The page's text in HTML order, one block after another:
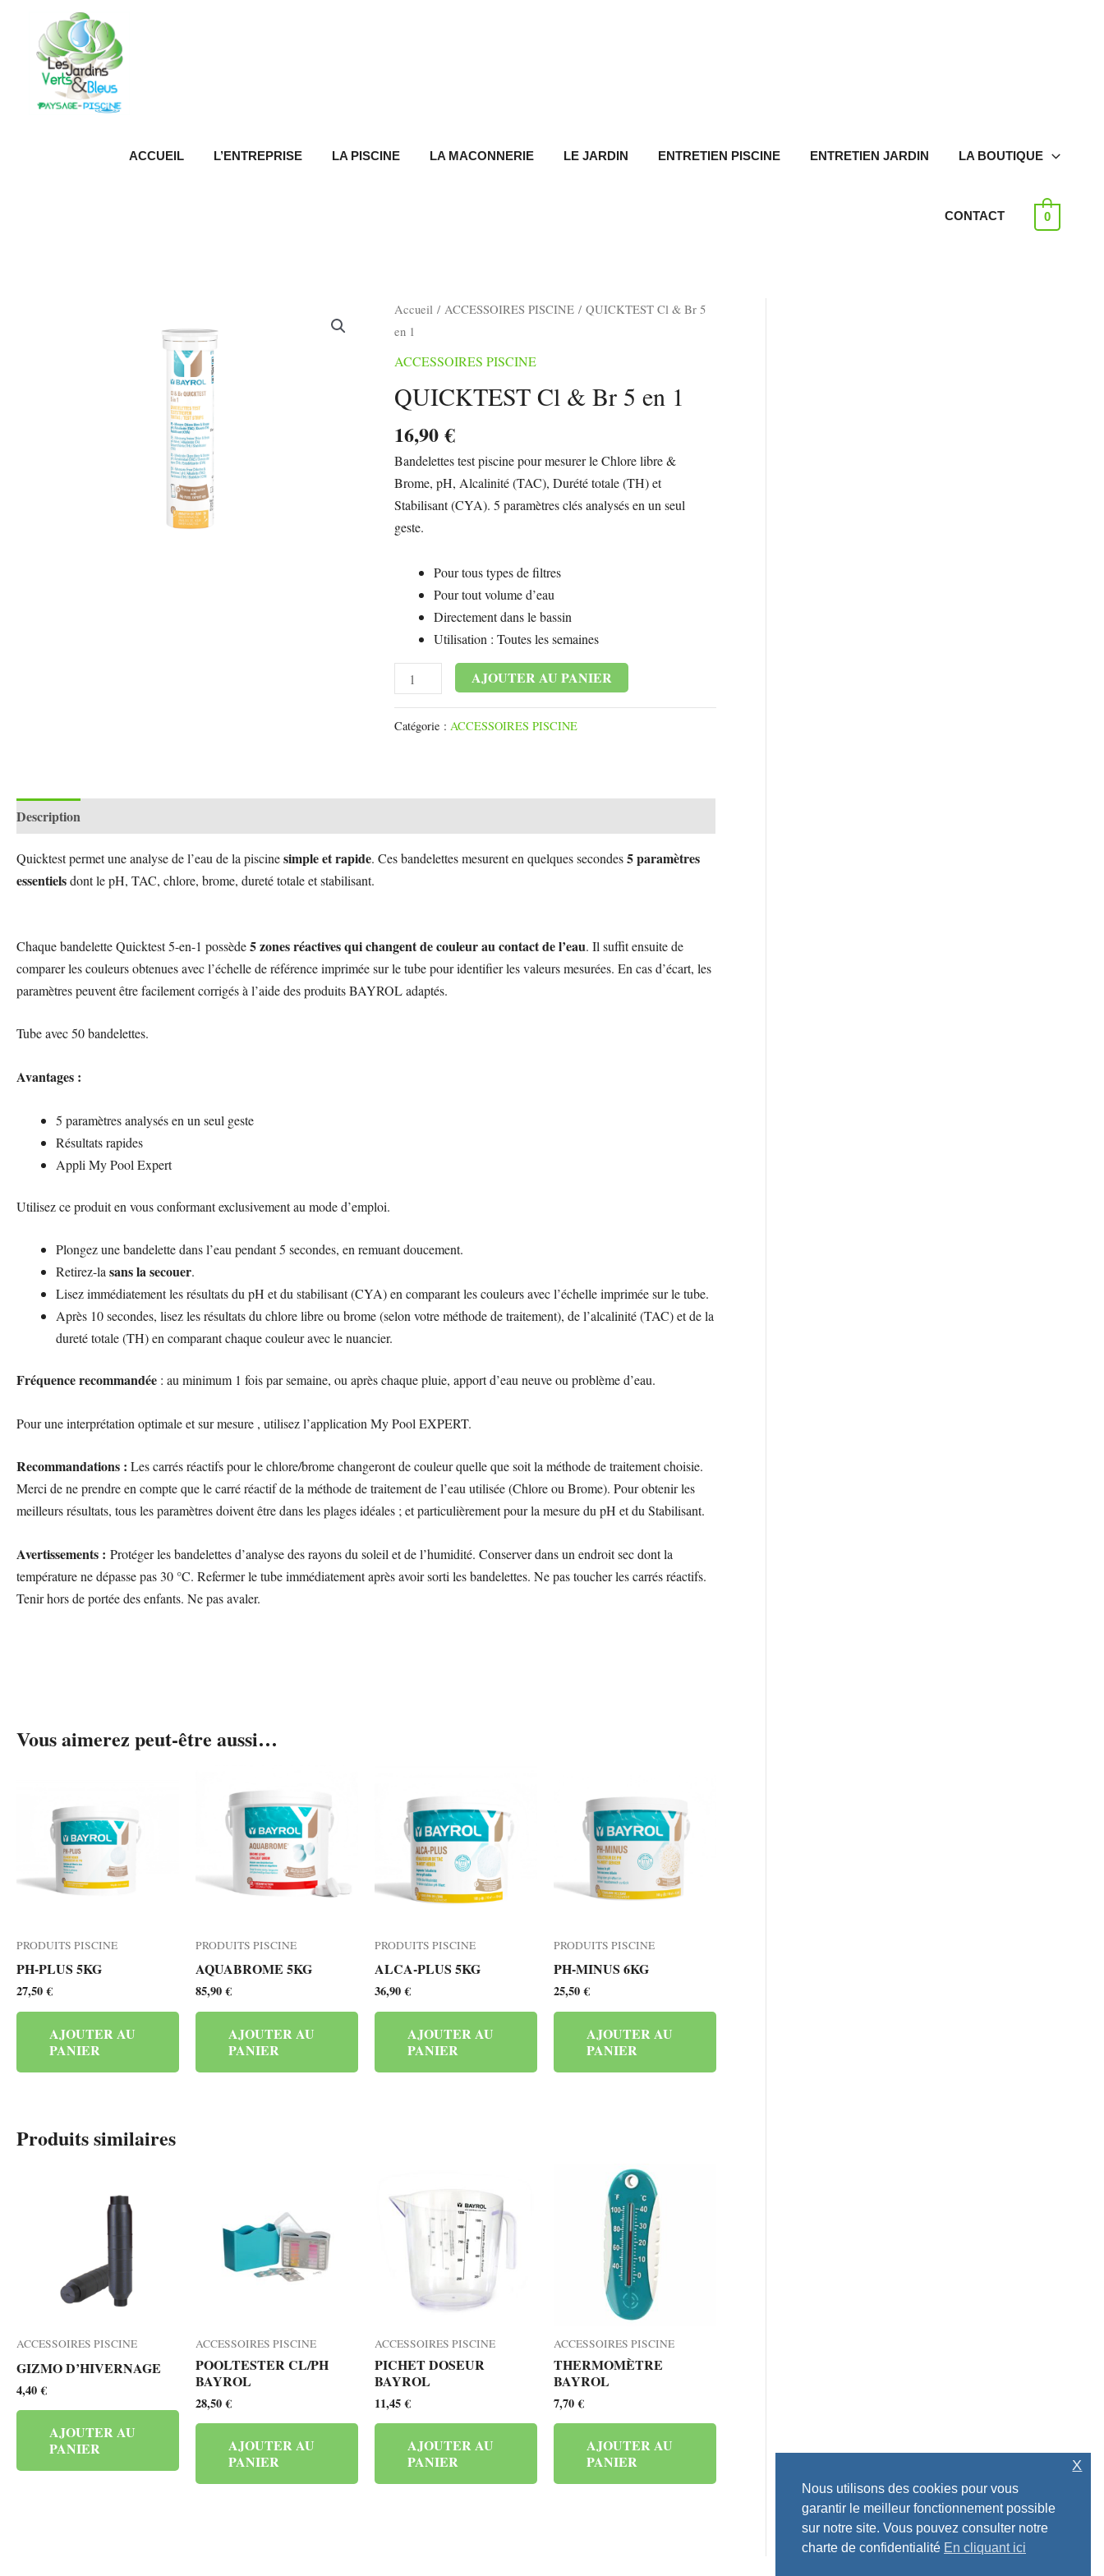
contenu
ACCUEIL L’ENTREPRISE LA PISCINE LA MACONNERIE LE JARDIN ENTRETIEN PISCINE ENTRETIEN JARDIN LA BOUTIQUE
CONTACT 0
Accueil/ ACCESSOIRES PISCINE/ QUICKTEST Cl & Br 5
en 1
ACCESSOIRES PISCINE
QUICKTEST Cl & Br 5 en 1
16,90€
Bandelettes test piscine pour mesurer le Chlore libre &
Brome, pH, Alcalinité (TAC), Durété totale (TH) et
Stabilisant (CYA). 5 paramètres clés analysés en un seul
geste.
Pour tous types de filtres
Pour tout volume d’eau
Directement dans le bassin
Utilisation : Toutes les semaines
quantité
de
QUICKTEST
&
5
en
1
AJOUTER AU PANIER
Catégorie : ACCESSOIRES PISCINE
Description
Quicktest permet une analyse de l’eau de la piscinesimple et rapide. Ces bandelettes mesurent en quelques secondes5 paramètres
essentielsdont le pH, TAC, chlore, brome, dureté totale et stabilisant.
Chaque bandelette Quicktest 5-en-1 possède5 zones réactives qui changent de couleur au contact de l’eau. Il suffit ensuite de
comparer les couleurs obtenues avec l’échelle de référence imprimée sur le tube pour identifier les valeurs mesurées. En cas d’écart, les
paramètres peuvent être facilement corrigés à l’aide des produits BAYROL adaptés.
Tube avec 50 bandelettes.
Avantages :
5 paramètres analysés en un seul geste
Résultats rapides
Appli My Pool Expert
Utilisez ce produit en vous conformant exclusivement au mode d’emploi.
Plongez une bandelette dans l’eau pendant 5 secondes, en remuant doucement.
Retirez-la sans la secouer.
Lisez immédiatement les résultats du pH et du stabilisant (CYA) en comparant les couleurs avec l’échelle imprimée sur le tube.
Après 10 secondes, lisez les résultats du chlore libre ou brome (selon votre méthode de traitement), de l’alcalinité (TAC) et de la
dureté totale (TH) en comparant chaque couleur avec le nuancier.
Fréquence recommandée : au minimum 1 fois par semaine, ou après chaque pluie, apport d’eau neuve ou problème d’eau.
Pour une interprétation optimale et sur mesure , utilisez l’application My Pool EXPERT.
Recommandations : Les carrés réactifs pour le chlore/brome changeront de couleur quelle que soit la méthode de traitement choisie.
Merci de ne prendre en compte que le carré réactif de la méthode de traitement de l’eau utilisée (Chlore ou Brome). Pour obtenir les
meilleurs résultats, tous les paramètres doivent être dans les plages idéales ; et particulièrement pour la mesure du pH et du Stabilisant.
Avertissements : Protéger les bandelettes d’analyse des rayons du soleil et de l’humidité. Conserver dans un endroit sec dont la
température ne dépasse pas 30 °C. Refermer le tube immédiatement après avoir sorti les bandelettes. Ne pas toucher les carrés réactifs.
Tenir hors de portée des enfants. Ne pas avaler.
Vous aimerez peut-être aussi…
PRODUITS PISCINE
PH-PLUS 5KG
27,50€
AJOUTER AU
PANIER
PRODUITS PISCINE
AQUABROME 5KG
85,90€
AJOUTER AU
PANIER
PRODUITS PISCINE
ALCA-PLUS 5KG
36,90€
AJOUTER AU
PANIER
PRODUITS PISCINE
PH-MINUS 6KG
25,50€
AJOUTER AU
PANIER
Produits similaires
ACCESSOIRES PISCINE
GIZMO D’HIVERNAGE
4,40€
AJOUTER AU
PANIER
ACCESSOIRES PISCINE
POOLTESTER CL/PH
BAYROL
28,50€
AJOUTER AU
PANIER
ACCESSOIRES PISCINE
PICHET DOSEUR
BAYROL
11,45€
AJOUTER AU
PANIER
ACCESSOIRES PISCINE
THERMOMÈTRE
BAYROL
7,70€
AJOUTER AU
PANIER
Nous utilisons des cookies pour vous
garantir le meilleur fonctionnement possible
sur notre site. Vous pouvez consulter notre
charte de confidentialité En cliquant ici
X